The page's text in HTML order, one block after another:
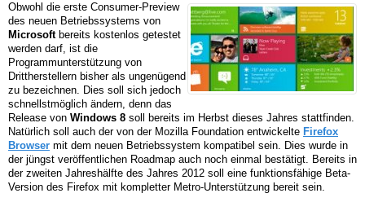
Obwohl die erste Consumer-Preview
des neuen Betriebssystems von
Microsoftbereits kostenlos getestet
werden darf, ist die
Programmunterstützung von
Drittherstellern bisher als ungenügend
zu bezeichnen. Dies soll sich jedoch
schnellstmöglich ändern, denn das
Release von Windows 8 soll bereits im Herbst dieses Jahres stattfinden.
Natürlich soll auch der von der Mozilla Foundation entwickelte Firefox
Browser mit dem neuen Betriebssystem kompatibel sein. Dies wurde in
der jüngst veröffentlichen Roadmap auch noch einmal bestätigt. Bereits in
der zweiten Jahreshälfte des Jahres 2012 soll eine funktionsfähige Beta-
Version des Firefox mit kompletter Metro-Unterstützung bereit sein.